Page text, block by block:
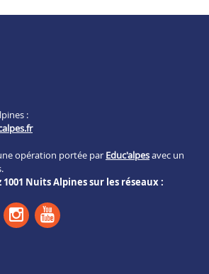
:
opération portée par Educ'alpesavec un
1001 Nuits Alpines sur les réseaux :